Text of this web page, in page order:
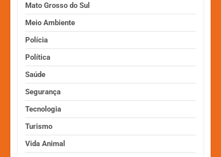
Mato Grosso do Sul
Meio Ambiente
Polícia
Política
Saúde
Segurança
Tecnologia
Turismo
Vida Animal